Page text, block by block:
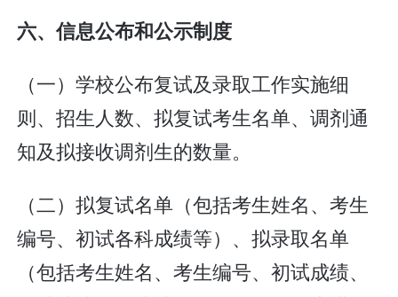
六、信息公布和公示制度
（一）学校公布复试及录取工作实施细
则、招生人数、拟复试考生名单、调剂通
知及拟接收调剂生的数量。
（二）拟复试名单（包括考生姓名、考生
编号、初试各科成绩等）、拟录取名单
（包括考生姓名、考生编号、初试成绩、